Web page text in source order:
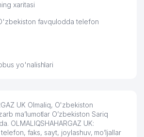
xaritasi
favqulodda telefon
yo'nalishlari
UK Olmaliq, O'zbekiston
ma’lumotlar O’zbekiston Sariq
OLMALIQSHAHARGAZ UK:
faks, sayt, joylashuv, mo’ljallar